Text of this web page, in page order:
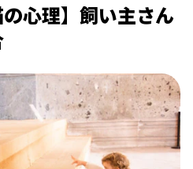
の心理】飼い主さん